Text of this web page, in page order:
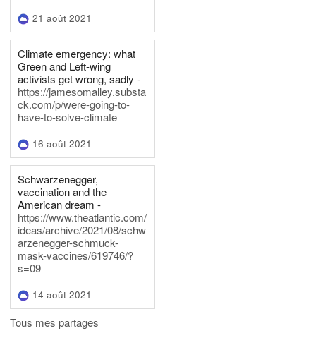
21 août 2021
Climate emergency: what
Green and Left-wing
activists get wrong, sadly -
https://jamesomalley.substa
ck.com/p/were-going-to-
have-to-solve-climate
16 août 2021
Schwarzenegger,
vaccination and the
American dream -
https://www.theatlantic.com/
ideas/archive/2021/08/schw
arzenegger-schmuck-
mask-vaccines/619746/?
s=09
14 août 2021
Tous mes partages